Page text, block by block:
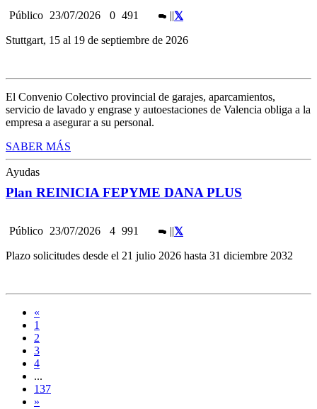
Público 23/07/2026 0 491 ||
Stuttgart, 15 al 19 de septiembre de 2026
El Convenio Colectivo provincial de garajes, aparcamientos,
servicio de lavado y engrase y autoestaciones de Valencia obliga a la
empresa a asegurar a su personal.
SABER MÁS
Ayudas
Plan REINICIA FEPYME DANA PLUS
Público 23/07/2026 4 991 ||
Plazo solicitudes desde el 21 julio 2026 hasta 31 diciembre 2032
«
1
2
3
4
...
137
»